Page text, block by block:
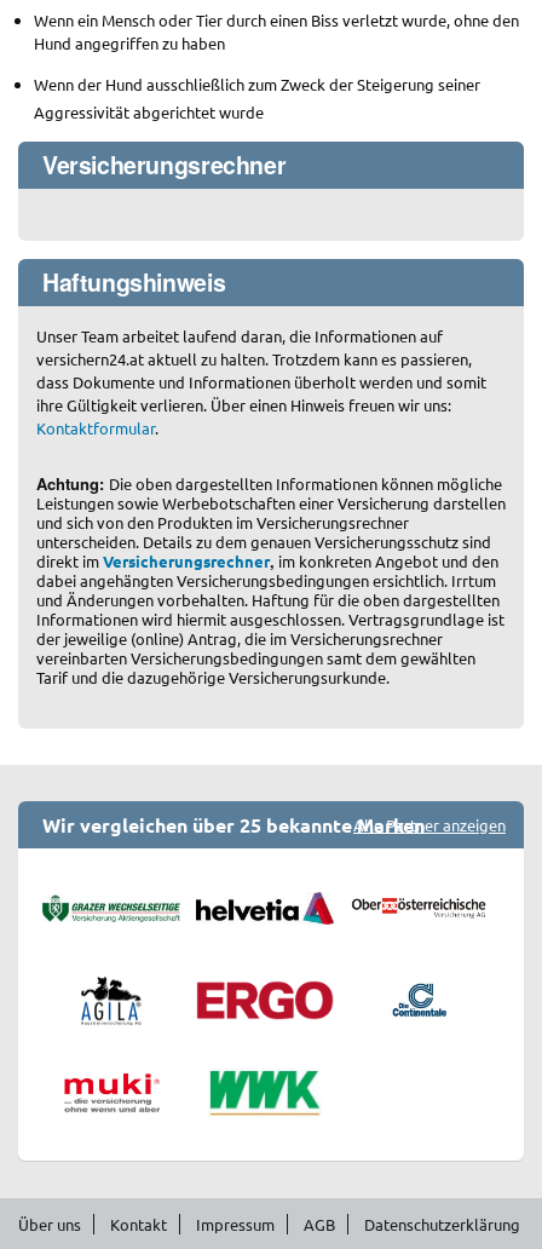
Wenn ein Mensch oder Tier durch einen Biss verletzt wurde, ohne den
Hund angegriffen zu haben
Wenn der Hund ausschließlich zum Zweck der Steigerung seiner
Aggressivität abgerichtet wurde
Versicherungsrechner
Haftungshinweis
Unser Team arbeitet laufend daran, die Informationen auf
versichern24.at aktuell zu halten. Trotzdem kann es passieren,
dass Dokumente und Informationen überholt werden und somit
ihre Gültigkeit verlieren. Über einen Hinweis freuen wir uns:
Kontaktformular.
Achtung: Die oben dargestellten Informationen können mögliche
Leistungen sowie Werbebotschaften einer Versicherung darstellen
und sich von den Produkten im Versicherungsrechner
unterscheiden. Details zu dem genauen Versicherungsschutz sind
direkt imVersicherungsrechner, im konkreten Angebot und den
dabei angehängten Versicherungsbedingungen ersichtlich. Irrtum
und Änderungen vorbehalten. Haftung für die oben dargestellten
Informationen wird hiermit ausgeschlossen. Vertragsgrundlage ist
der jeweilige (online) Antrag, die im Versicherungsrechner
vereinbarten Versicherungsbedingungen samt dem gewählten
Tarif und die dazugehörige Versicherungsurkunde.
Wir vergleichen über 25 bekannte MarkenAlle Partner anzeigen
Über uns Kontakt Impressum AGB Datenschutzerklärung